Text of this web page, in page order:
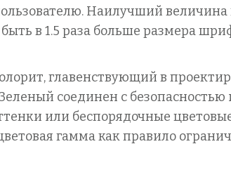
Наилучший
в 1.5 раза больше размера
главенствующий в
соединен с безопасностью
или беспорядочные
гамма как правило